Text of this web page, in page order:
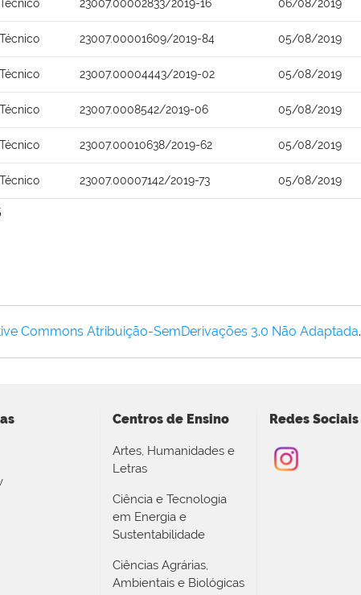
Técnico 23007.00002833/2019-16 06/08/2019
Técnico 23007.00001609/2019-84 05/08/2019
Técnico 23007.00004443/2019-02 05/08/2019
Técnico 23007.0008542/2019-06 05/08/2019
Técnico 23007.00010638/2019-62 05/08/2019
Técnico 23007.00007142/2019-73 05/08/2019
Commons Atribuição-SemDerivações 3.0 Não Adaptada.
Centros de Ensino
Artes, Humanidades e
Letras
Ciência e Tecnologia
em Energia e
Sustentabilidade
Ciências Agrárias,
Ambientais e Biológicas
Redes Sociais